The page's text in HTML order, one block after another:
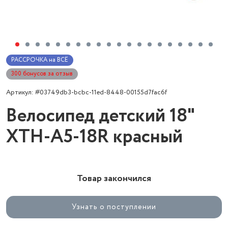
РАССРОЧКА на ВСЁ
300 бонусов за отзыв
Артикул: #03749db3-bcbc-11ed-8448-00155d7fac6f
Велосипед детский 18"
XTH-A5-18R красный
Товар закончился
Узнать о поступлении